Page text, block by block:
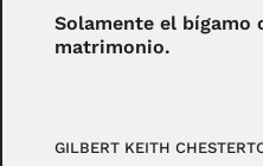
Solamente el bígamo
matrimonio.
GILBERT KEITH